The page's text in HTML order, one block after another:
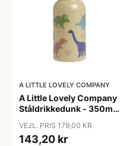
A LITTLE LOVELY COMPANY
A Little Lovely Company
Ståldrikkedunk - 350ml
VEJL. PRIS 179,00 KR
143,20 kr